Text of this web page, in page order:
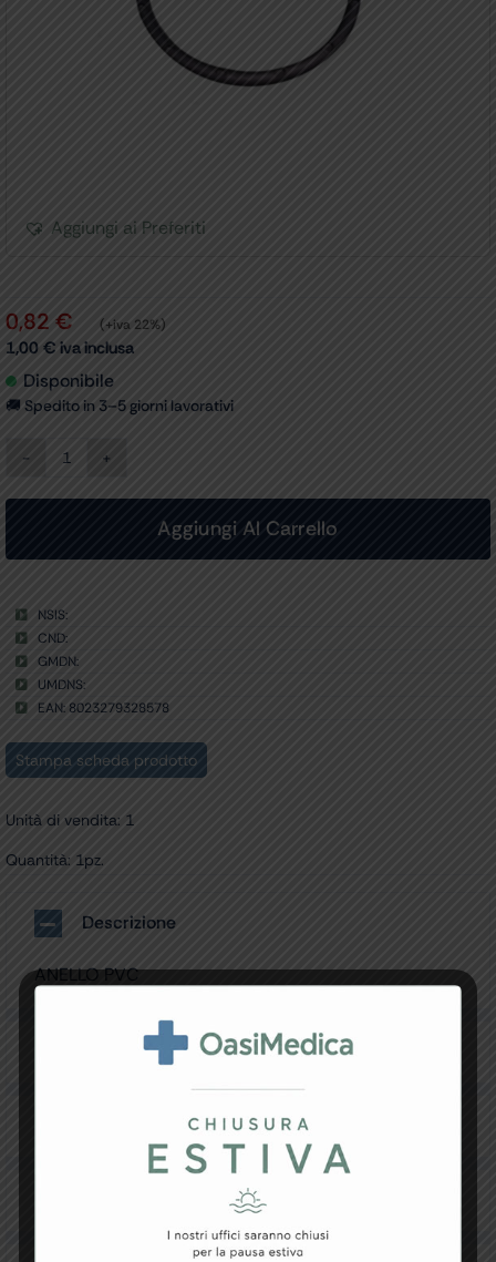
Aggiungi ai Preferiti
0,82 € (+iva 22%)
1,00 € iva inclusa
Disponibile
🚚 Spedito in 3–5 giorni lavorativi
ANELLO
QUADRANTE
quantità
Aggiungi Al Carrello
NSIS:
CND:
GMDN:
UMDNS:
EAN: 8023279328578
Stampa scheda prodotto
Unità di vendita: 1
Quantità: 1pz.
Descrizione
ANELLO PVC
Specifiche Tecniche
Resi e Garanzia